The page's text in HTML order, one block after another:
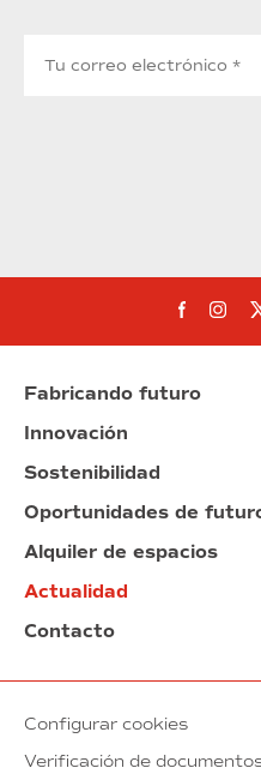
Fabricando futuro
Innovación
Sostenibilidad
Oportunidades de
Alquiler de espacios
Actualidad
Contacto
Configurar cookies
Verificación de